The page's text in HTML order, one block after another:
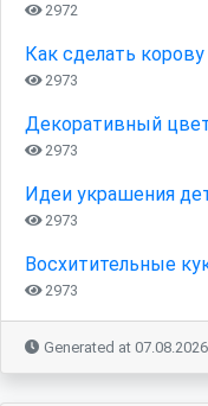
2972
Как сделать
2973
Декоративный
2973
Идеи украшения
2973
Восхитительные
2973
Generated at